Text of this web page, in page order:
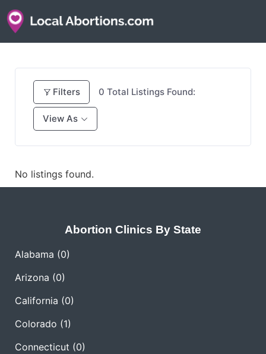
Filters 0 Total Listings Found:
View As
No listings found.
Abortion Clinics By State
Alabama (0)
Arizona (0)
California (0)
Colorado (1)
Connecticut (0)